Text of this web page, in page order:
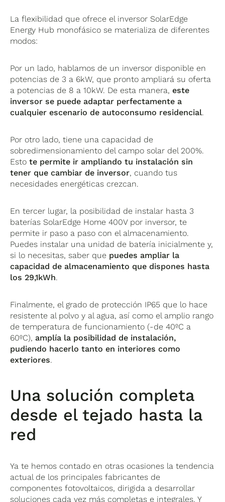
La flexibilidad que ofrece el inversor SolarEdge
Energy Hub monofásico se materializa de diferentes
modos:
Por un lado, hablamos de un inversor disponible en
potencias de 3 a 6kW, que pronto ampliará su oferta
a potencias de 8 a 10kW. De esta manera,este
inversor se puede adaptar perfectamente a
cualquier escenario de autoconsumo residencial.
Por otro lado, tiene una capacidad de
sobredimensionamiento del campo solar del 200%.
Estote permite ir ampliando tu instalación sin
tener que cambiar de inversor, cuando tus
necesidades energéticas crezcan.
En tercer lugar, la posibilidad de instalar hasta 3
baterías SolarEdge Home 400V por inversor, te
permite ir paso a paso con el almacenamiento.
Puedes instalar una unidad de batería inicialmente y,
si lo necesitas, saber que puedes ampliar la
capacidad de almacenamiento que dispones hasta
los 29,1kWh.
Finalmente, el grado de protección IP65 que lo hace
resistente al polvo y al agua, así como el amplio rango
de temperatura de funcionamiento (-de 40ºC a
60ºC), amplía la posibilidad de instalación,
pudiendo hacerlo tanto en interiores como
exteriores.
Una solución completa
desde el tejado hasta la
red
Ya te hemos contado en otras ocasiones la tendencia
actual de los principales fabricantes de
componentes fotovoltaicos, dirigida a desarrollar
soluciones cada vez más completas e integrales. Y